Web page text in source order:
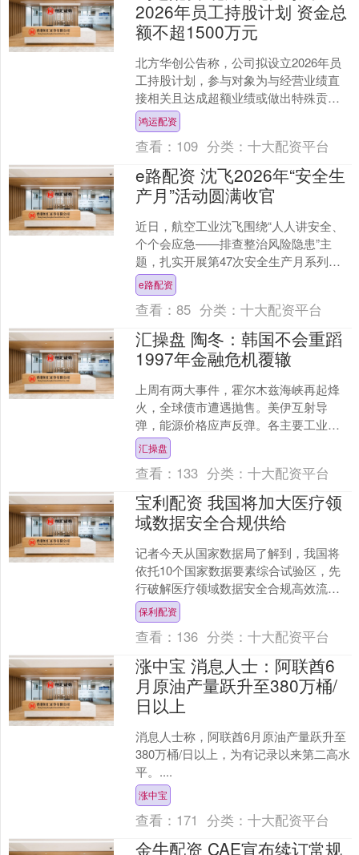
2026年员工持股计划 资金总
额不超1500万元
北方华创公告称，公司拟设立2026年员
工持股计划，参与对象为与经营业绩直
接相关且达成超额业绩或做出特殊贡献
的关键人才，总人数不超过29人。该计
划资金来源为公司提....
鸿运配资
查看： 109 分类：十大配资平台
e路配资 沈飞2026年“安全生
产月”活动圆满收官
近日，航空工业沈飞围绕“人人讲安全、
个个会应急——排查整治风险隐患”主
题，扎实开展第47次安全生产月系列活
动，分层推进、全方位夯实航空科研生
产安全根基，以系列务....
e路配资
查看：85 分类：十大配资平台
汇操盘 陶冬：韩国不会重蹈
1997年金融危机覆辙
上周有两大事件，霍尔木兹海峡再起烽
火，全球债市遭遇抛售。美伊互射导
弹，能源价格应声反弹。各主要工业国
债市疲弱，收益率曲线普遍上移。美股
向好，但多数其他国家的股指....
汇操盘
查看： 133 分类：十大配资平台
宝利配资 我国将加大医疗领
域数据安全合规供给
记者今天从国家数据局了解到，我国将
依托10个国家数据要素综合试验区，先
行破解医疗领域数据安全合规高效流通
利用难题，探索完善数据产权、流通利
用、收益分配、安全治理....
保利配资
查看： 136 分类：十大配资平台
涨中宝 消息人士：阿联酋6
月原油产量跃升至380万桶/
日以上
消息人士称，阿联酋6月原油产量跃升至
380万桶/日以上，为有记录以来第二高水
平。....
涨中宝
查看： 171 分类：十大配资平台
金牛配资 CAE宣布续订常规